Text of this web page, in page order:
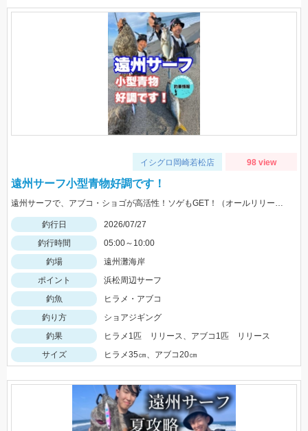
イシグロ岡崎若松店 98 view
遠州サーフ小型青物好調です！
遠州サーフで、アブコ・ショゴが高活性！ソゲもGET！（オールリリースさせて頂きました）ヒットルアーは、ジーク Ｆサーディン20ｇ 20ｇのサイズ感が良かったです！
釣行日
2026/07/27
釣行時間
05:00～10:00
釣場
遠州灘海岸
ポイント
浜松周辺サーフ
釣魚
ヒラメ・アブコ
釣り方
ショアジギング
釣果
ヒラメ1匹 リリース、アブコ1匹 リリース
サイズ
ヒラメ35㎝、アブコ20㎝